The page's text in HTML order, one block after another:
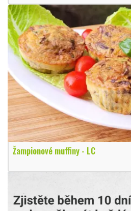
Žampionové muffiny - LC